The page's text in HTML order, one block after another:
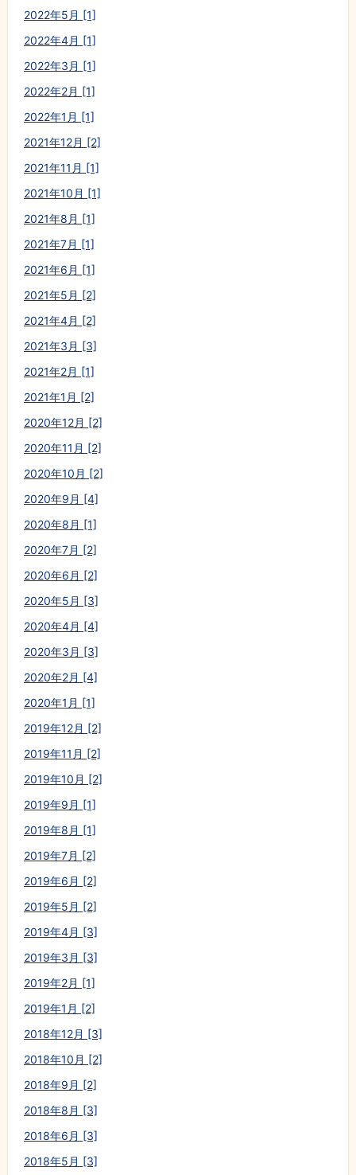
2022年5月 [1]
2022年4月 [1]
2022年3月 [1]
2022年2月 [1]
2022年1月 [1]
2021年12月 [2]
2021年11月 [1]
2021年10月 [1]
2021年8月 [1]
2021年7月 [1]
2021年6月 [1]
2021年5月 [2]
2021年4月 [2]
2021年3月 [3]
2021年2月 [1]
2021年1月 [2]
2020年12月 [2]
2020年11月 [2]
2020年10月 [2]
2020年9月 [4]
2020年8月 [1]
2020年7月 [2]
2020年6月 [2]
2020年5月 [3]
2020年4月 [4]
2020年3月 [3]
2020年2月 [4]
2020年1月 [1]
2019年12月 [2]
2019年11月 [2]
2019年10月 [2]
2019年9月 [1]
2019年8月 [1]
2019年7月 [2]
2019年6月 [2]
2019年5月 [2]
2019年4月 [3]
2019年3月 [3]
2019年2月 [1]
2019年1月 [2]
2018年12月 [3]
2018年10月 [2]
2018年9月 [2]
2018年8月 [3]
2018年6月 [3]
2018年5月 [3]